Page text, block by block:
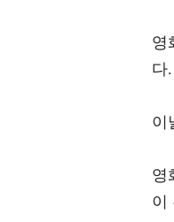
영
다.
이
영
이